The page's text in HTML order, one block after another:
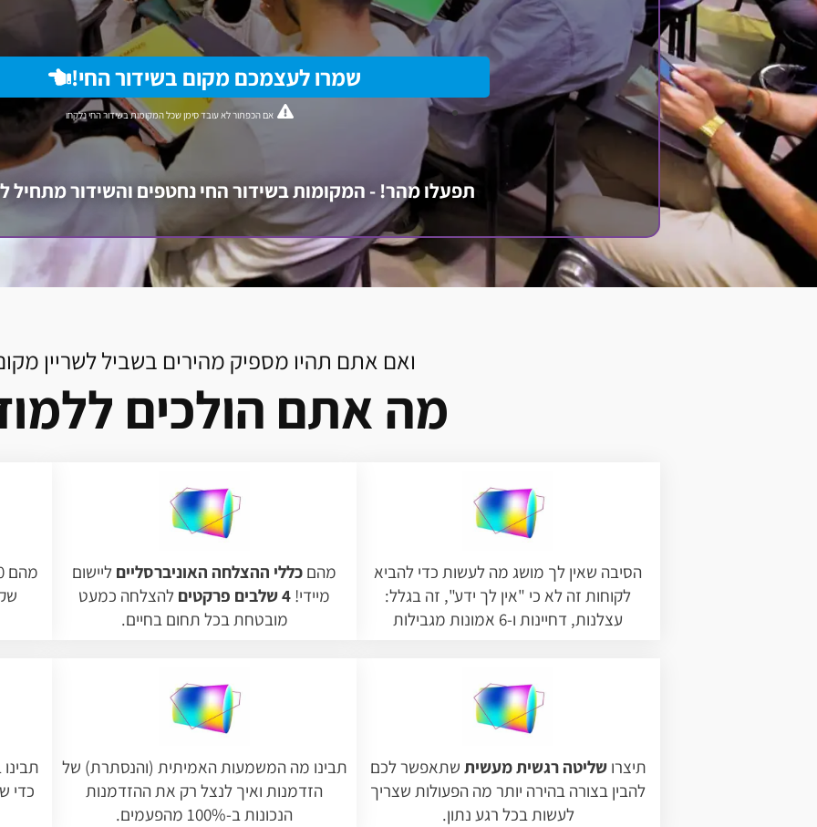
שמרו לעצמכם מקום בשידור החי!
אם הכפתור לא עובד סימן שכל המקומות בשידור החי נלקחו
תפעלו מהר! - המקומות בשידור החי נחטפים והשידור
ואם אתם תהיו מספיק מהירים בשביל לשריין
מה אתם הולכים
הסיבה שאין לך מושג מה לעשות כדי להביא
לקוחות זה לא כי "אין לך ידע", זה בגלל:
עצלנות, דחיינות ו-6 אמונות מגבילות
מהם כללי ההצלחה האוניברסליים ליישום
מיידי! 4 שלבים פרקטים
להצלחה כמעט
מובטחת בכל תחום בחיים.
תיצרושליטה רגשית מעשית שתאפשר לכם
להבין בצורה בהירה יותר מה הפעולות שצריך
לעשות בכל רגע נתון.
תבינו מה המשמעות האמיתית (והנסתרת) של
הזדמנות ואיך לנצל רק את ההזדמנות
הנכונות ב-100% מהפעמים.